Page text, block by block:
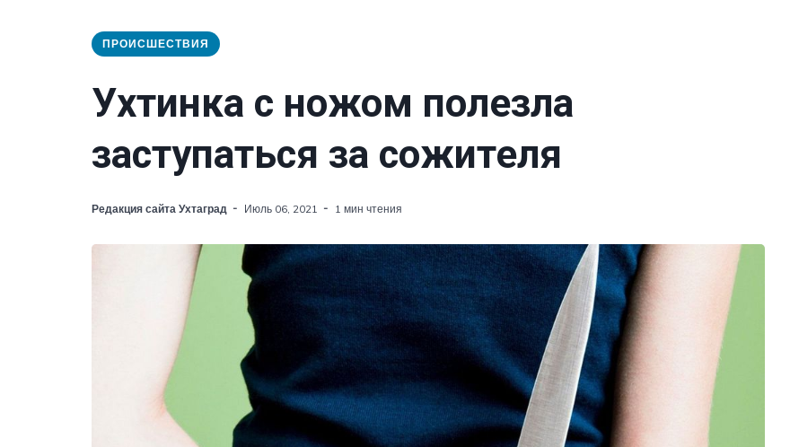
ПРОИСШЕСТВИЯ
Ухтинка с ножом полезла
заступаться за сожителя
Редакция сайта Ухтаград Июль 06, 2021 1 мин чтения